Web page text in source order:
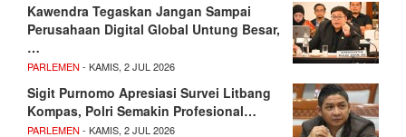
Kawendra Tegaskan Jangan Sampai
Perusahaan Digital Global Untung Besar,
…
PARLEMEN - KAMIS, 2 JUL 2026
Sigit Purnomo Apresiasi Survei Litbang
Kompas, Polri Semakin Profesional…
PARLEMEN - KAMIS, 2 JUL 2026